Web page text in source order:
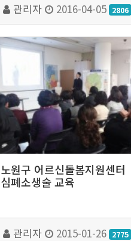
관리자 2016-04-05 2806
노원구 어르신돌봄지원센터
심폐소생술 교육
관리자 2015-01-26 2775